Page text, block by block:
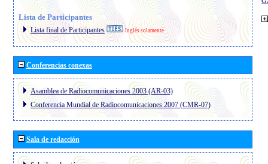
Lista de Participantes
Lista final de Participantes Inglés solamente
Conferencias conexas
Asamblea de Radiocomunicaciones 2003 (AR-03)
Conferencia Mundial de Radiocomunicaciones 2007 (CMR-07)
Sala de redacción